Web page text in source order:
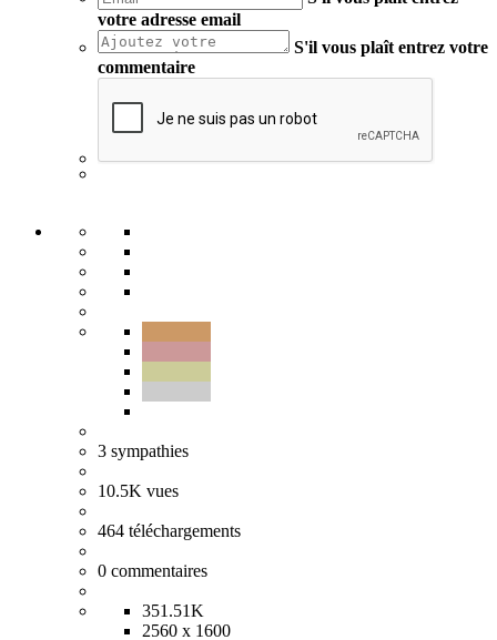
votre adresse email
S'il vous plaît entrez votre
commentaire
3 sympathies
10.5K vues
464 téléchargements
0 commentaires
351.51K
2560 x 1600